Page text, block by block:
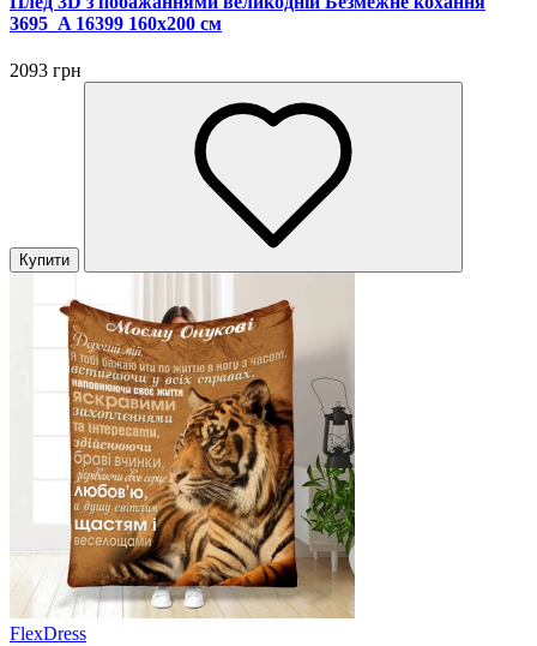
3695_A 16399 160х200 см
2093 грн
Купити
FlexDress